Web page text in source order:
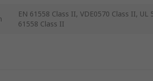
EN 61558 Class II, VDE0570 Class II, UL
61558 Class II